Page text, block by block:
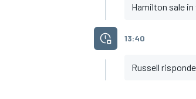
Hamilton sale
13:40
Russell